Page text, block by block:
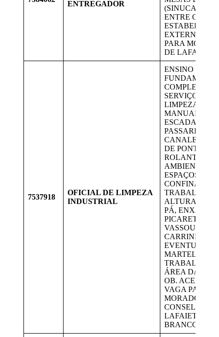
ENTREGADOR
(SINUCA,
ENTRE
EXTERNOS.
PARA
DE LAFAIETE.
7537918
OFICIAL DE LIMPEZA
INDUSTRIAL
ENSINO
COMPLETO.
SERVIÇOS DE
LIMPEZA
MANUAL EM
ESCADAS,
PASSARELAS,
CANALETAS,
DE PONTES
ROLANTES,
AMBIENTE DE
ESPAÇOS
CONFINADOS,
TRABALHOS
ALTURA
PÁ, ENXADA,
PICARETA,
VASSOURA,
CARRINHO
MARTELETE.
TRABALHAR
ÁREA DA
OB. ACEITA
VAGA PARA
MORADORES
LAFAIETE E
BRANCO.